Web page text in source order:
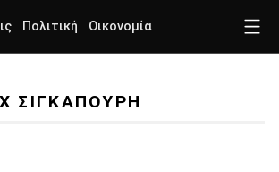
Πολιτική Οικονομία
ΣΙΓΚΑΠΟΥΡΗ